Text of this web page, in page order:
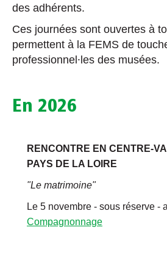
des adhérents.
Ces journées sont ouvertes à
permettent à la FEMS de
professionnel⸱les des musées.
En 2026
RENCONTRE EN CENTRE-
PAYS DE LA LOIRE
"Le matrimoine"
Le 5 novembre - sous réserve -
Compagnonnage